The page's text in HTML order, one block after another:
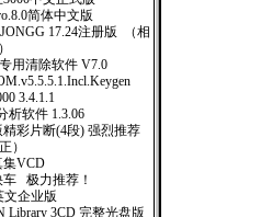
简体中文版
17.24注册版 （相
用清除软件 V7.0
3.4.1.1
析软件 1.3.06
彩片断(4段) 强烈推荐
）
集VCD
车 极力推荐！
文企业版
Library 3CD 完整光盘版